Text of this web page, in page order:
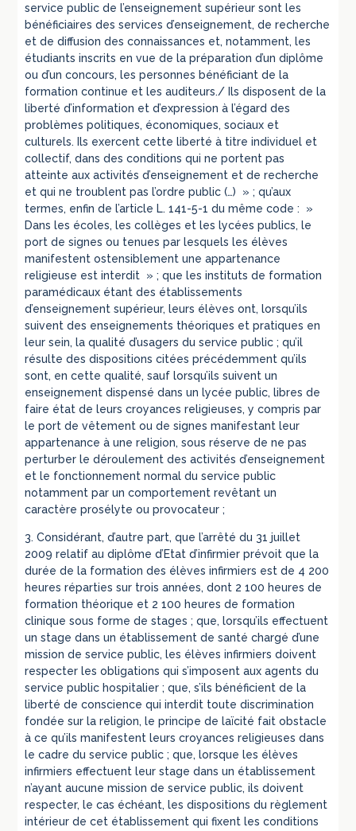
service public de l’enseignement supérieur sont les
bénéficiaires des services d’enseignement, de recherche
et de diffusion des connaissances et, notamment, les
étudiants inscrits en vue de la préparation d’un diplôme
ou d’un concours, les personnes bénéficiant de la
formation continue et les auditeurs./ Ils disposent de la
liberté d’information et d’expression à l’égard des
problèmes politiques, économiques, sociaux et
culturels. Ils exercent cette liberté à titre individuel et
collectif, dans des conditions qui ne portent pas
atteinte aux activités d’enseignement et de recherche
et qui ne troublent pas l’ordre public (…) » ; qu’aux
termes, enfin de l’article L. 141-5-1 du même code : »
Dans les écoles, les collèges et les lycées publics, le
port de signes ou tenues par lesquels les élèves
manifestent ostensiblement une appartenance
religieuse est interdit » ; que les instituts de formation
paramédicaux étant des établissements
d’enseignement supérieur, leurs élèves ont, lorsqu’ils
suivent des enseignements théoriques et pratiques en
leur sein, la qualité d’usagers du service public ; qu’il
résulte des dispositions citées précédemment qu’ils
sont, en cette qualité, sauf lorsqu’ils suivent un
enseignement dispensé dans un lycée public, libres de
faire état de leurs croyances religieuses, y compris par
le port de vêtement ou de signes manifestant leur
appartenance à une religion, sous réserve de ne pas
perturber le déroulement des activités d’enseignement
et le fonctionnement normal du service public
notamment par un comportement revêtant un
caractère prosélyte ou provocateur ;
3. Considérant, d’autre part, que l’arrêté du 31 juillet
2009 relatif au diplôme d’Etat d’infirmier prévoit que la
durée de la formation des élèves infirmiers est de 4 200
heures réparties sur trois années, dont 2 100 heures de
formation théorique et 2 100 heures de formation
clinique sous forme de stages ; que, lorsqu’ils effectuent
un stage dans un établissement de santé chargé d’une
mission de service public, les élèves infirmiers doivent
respecter les obligations qui s’imposent aux agents du
service public hospitalier ; que, s’ils bénéficient de la
liberté de conscience qui interdit toute discrimination
fondée sur la religion, le principe de laïcité fait obstacle
à ce qu’ils manifestent leurs croyances religieuses dans
le cadre du service public ; que, lorsque les élèves
infirmiers effectuent leur stage dans un établissement
n’ayant aucune mission de service public, ils doivent
respecter, le cas échéant, les dispositions du règlement
intérieur de cet établissement qui fixent les conditions